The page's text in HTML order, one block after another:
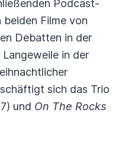
Podcast-
Filme von
Debatten in der
Langeweile in der
sich das Trio
und On The Rocks